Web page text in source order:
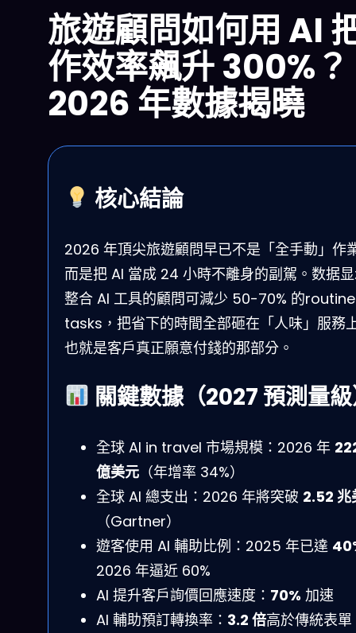
旅遊顧問如何用 AI
作效率飆升 300%？
2026 年數據揭曉
核心結論
2026 年頂尖旅遊顧問早已不是「全手動」作
而是把 AI 當成 24 小時不離身的副駕。数据
整合 AI 工具的顧問可減少 50-70% 的routine
tasks，把省下的時間全部砸在「人味」服
也就是客戶真正願意付錢的那部分。
關鍵數據（2027 預測量
全球 AI in travel 市場規模：2026 年
億美元 （年增率 34%）
全球 AI 總支出：2026 年將突破 2.52 兆
（Gartner）
遊客使用 AI 輔助比例：2025 年已達
2026 年逼近 60%
AI 提升客戶詢價回應速度： 70% 加速
AI 輔助預訂轉換率： 3.2 倍高於傳統表單